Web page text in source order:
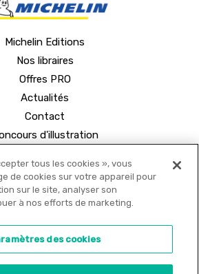
Michelin Editions
Nos libraires
Offres PRO
Actualités
Contact
d'illustration
•
tous les cookies », vous
de cookies sur votre appareil pour
sur le site, analyser son
à nos efforts de marketing.
des cookies